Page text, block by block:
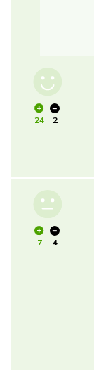
24 2
7 4